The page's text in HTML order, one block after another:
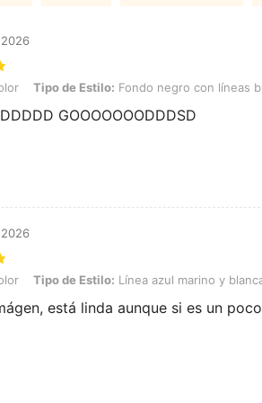
Tipo de Estilo: Fondo negro con líneas blancas
Tipo de Estilo: Fondo negro con líneas
GOOOOOOODDDSD
Tipo de Estilo: Línea azul marino y blanca escrita
Tipo de Estilo: Línea azul marino y
está linda aunque si es un